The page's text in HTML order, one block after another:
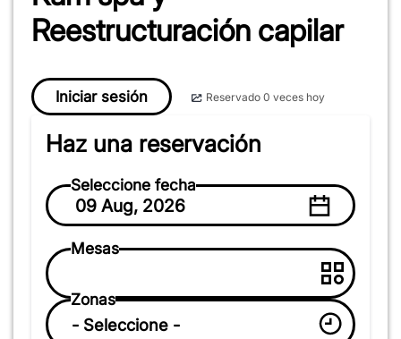
Reestructuración capilar
Iniciar sesión Reservado 0 veces hoy
Haz una reservación
Seleccione fecha
09 Aug, 2026
Mesas
Zonas